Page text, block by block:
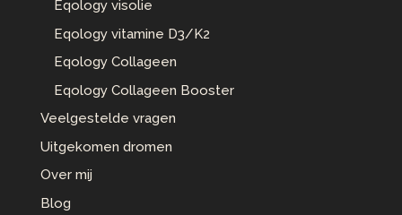
Eqology visolie
Eqology vitamine D3/K2
Eqology Collageen
Eqology Collageen Booster
Veelgestelde vragen
Uitgekomen dromen
Over mij
Blog